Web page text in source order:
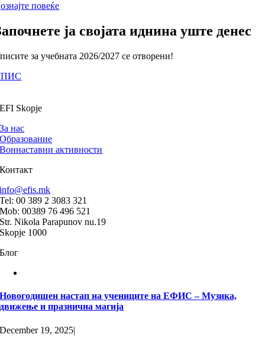
повеќе
ја својата иднина уште денес
за учебната 2026/2027 се отворени!
EFI Skopje
За нас
Образование
Воннаставни активности
Контакт
info@efis.mk
Tel: 00 389 2 3083 321
Mob: 00389 76 496 521
Str. Nikola Parapunov nu.19
Skopje 1000
Блог
Новогодишен настап на учениците на ЕФИС – Музика,
движење и празнична магија
December 19, 2025|